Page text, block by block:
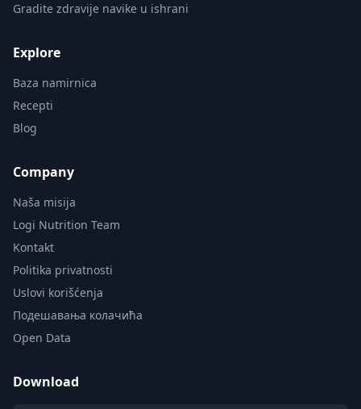
Gradite zdravije navike u ishrani
Explore
Baza namirnica
Recepti
Blog
Company
Naša misija
Logi Nutrition Team
Kontakt
Politika privatnosti
Uslovi korišćenja
Подешавања колачића
Open Data
Download